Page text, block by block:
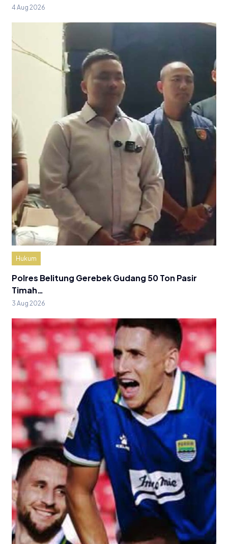
4 Aug 2026
Hukum
Polres Belitung Gerebek Gudang 50 Ton Pasir
Timah…
3 Aug 2026